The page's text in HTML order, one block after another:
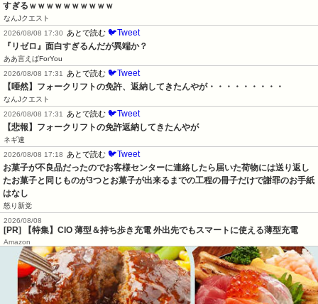
すぎるｗｗｗｗｗｗｗｗｗｗ
なんJクエスト
2026/08/08 17:30
あとで読む 🐦Tweet
『リゼロ』面白すぎるんだが異端か？
ああ言えばForYou
2026/08/08 17:31
あとで読む 🐦Tweet
【唖然】フォークリフトの免許、返納してきたんやが・・・・・・・・・
なんJクエスト
2026/08/08 17:31
あとで読む 🐦Tweet
【悲報】フォークリフトの免許返納してきたんやが
ネギ速
2026/08/08 17:18
あとで読む 🐦Tweet
お菓子が不良品だったのでお客様センターに連絡したら届いた荷物には送り返し
たお菓子と同じものが3つとお菓子が出来るまでの工程の冊子だけで謝罪のお手紙
はなし
怒り新党
2026/08/08
[PR] 【特集】CIO 薄型＆持ち歩き充電 外出先でもスマートに使える薄型充電
Amazon